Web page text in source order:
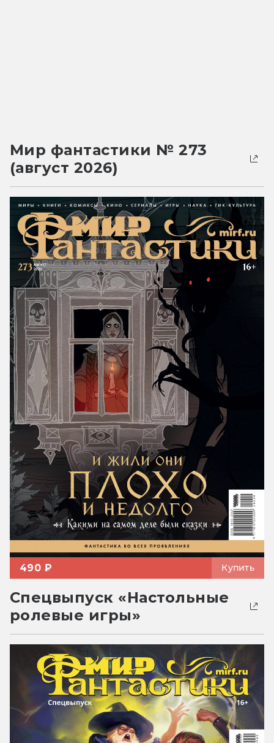
Мир фантастики № 273
(август 2026)
490 ₽ Купить
Спецвыпуск «Настольные
ролевые игры»